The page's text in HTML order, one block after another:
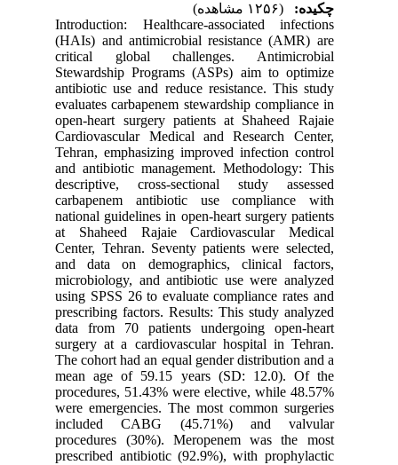
چکیده:
Introduction: Healthcare-associated infections
(HAIs) and antimicrobial resistance (AMR) are
critical global challenges. Antimicrobial
Stewardship Programs (ASPs) aim to optimize
antibiotic use and reduce resistance. This study
evaluates carbapenem stewardship compliance in
open-heart surgery patients at Shaheed Rajaie
Cardiovascular Medical and Research Center,
Tehran, emphasizing improved infection control
and antibiotic management. Methodology: This
descriptive, cross-sectional study assessed
carbapenem antibiotic use compliance with
national guidelines in open-heart surgery patients
at Shaheed Rajaie Cardiovascular Medical
Center, Tehran. Seventy patients were selected,
and data on demographics, clinical factors,
microbiology, and antibiotic use were analyzed
using SPSS 26 to evaluate compliance rates and
prescribing factors. Results: This study analyzed
data from 70 patients undergoing open-heart
surgery at a cardiovascular hospital in Tehran.
The cohort had an equal gender distribution and a
mean age of 59.15 years (SD: 12.0). Of the
procedures, 51.43% were elective, while 48.57%
were emergencies. The most common surgeries
included CABG (45.71%) and valvular
procedures (30%). Meropenem was the most
prescribed antibiotic (92.9%), with prophylactic